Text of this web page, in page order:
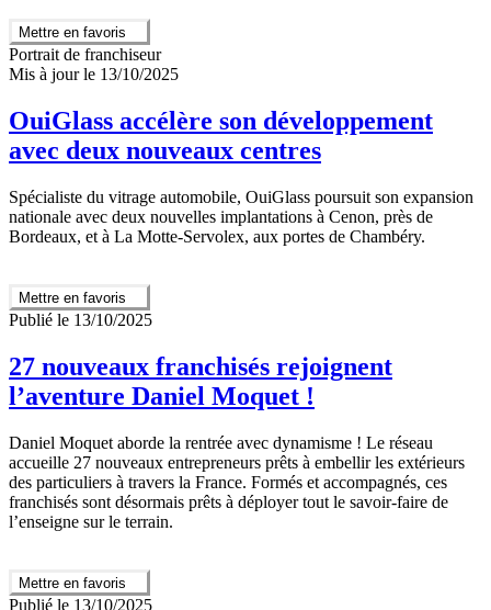
Mettre en favoris
Portrait de franchiseur
Mis à jour le 13/10/2025
OuiGlass accélère son développement
avec deux nouveaux centres
Spécialiste du vitrage automobile, OuiGlass poursuit son expansion
nationale avec deux nouvelles implantations à Cenon, près de
Bordeaux, et à La Motte-Servolex, aux portes de Chambéry.
Mettre en favoris
Publié le 13/10/2025
27 nouveaux franchisés rejoignent
l’aventure Daniel Moquet !
Daniel Moquet aborde la rentrée avec dynamisme ! Le réseau
accueille 27 nouveaux entrepreneurs prêts à embellir les extérieurs
des particuliers à travers la France. Formés et accompagnés, ces
franchisés sont désormais prêts à déployer tout le savoir-faire de
l’enseigne sur le terrain.
Mettre en favoris
Publié le 13/10/2025